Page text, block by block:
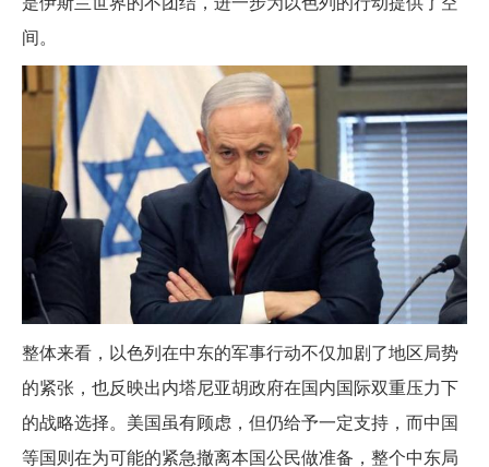
间。
整体来看，以色列在中东的军事行动不仅加剧了地区局势
的紧张，也反映出内塔尼亚胡政府在国内国际双重压力下
的战略选择。美国虽有顾虑，但仍给予一定支持，而中国
等国则在为可能的紧急撤离本国公民做准备，整个中东局